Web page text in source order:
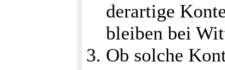
derartige
bleiben bei
Ob solche